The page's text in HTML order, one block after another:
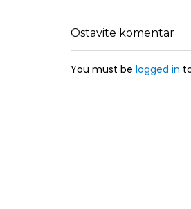
Ostavite komentar
You must be logged in